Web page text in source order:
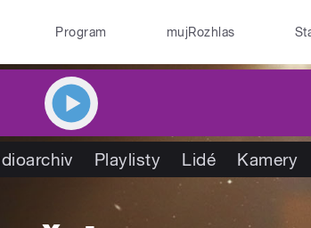
Program mujRozhlas
Playlisty Lidé Kamery